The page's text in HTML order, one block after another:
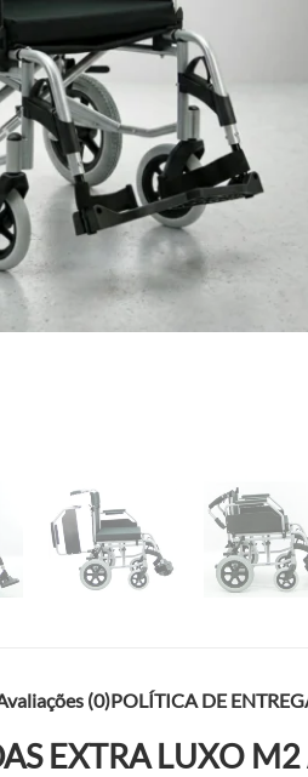
(0)POLÍTICA DE
EXTRA LUXO